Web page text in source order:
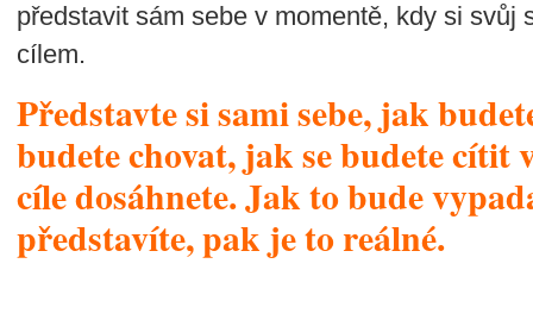
představit sám sebe v momentě, kdy si svůj
cílem.
Představte si sami sebe, jak
budete chovat, jak se budete cítit
cíle dosáhnete. Jak to bude
představíte, pak je to reálné.